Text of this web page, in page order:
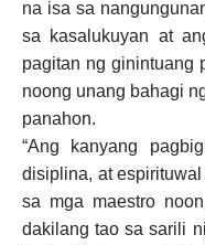
na isa sa
sa kasalukuyan at
pagitan ng ginintuang
noong unang bahagi
panahon.
“Ang kanyang
disiplina, at
sa mga maestro
dakilang tao sa sarili